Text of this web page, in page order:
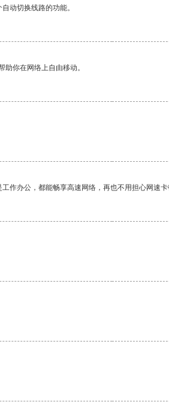
动切换线路的功能。
你在网络上自由移动。
作办公，都能畅享高速网络，再也不用担心网速